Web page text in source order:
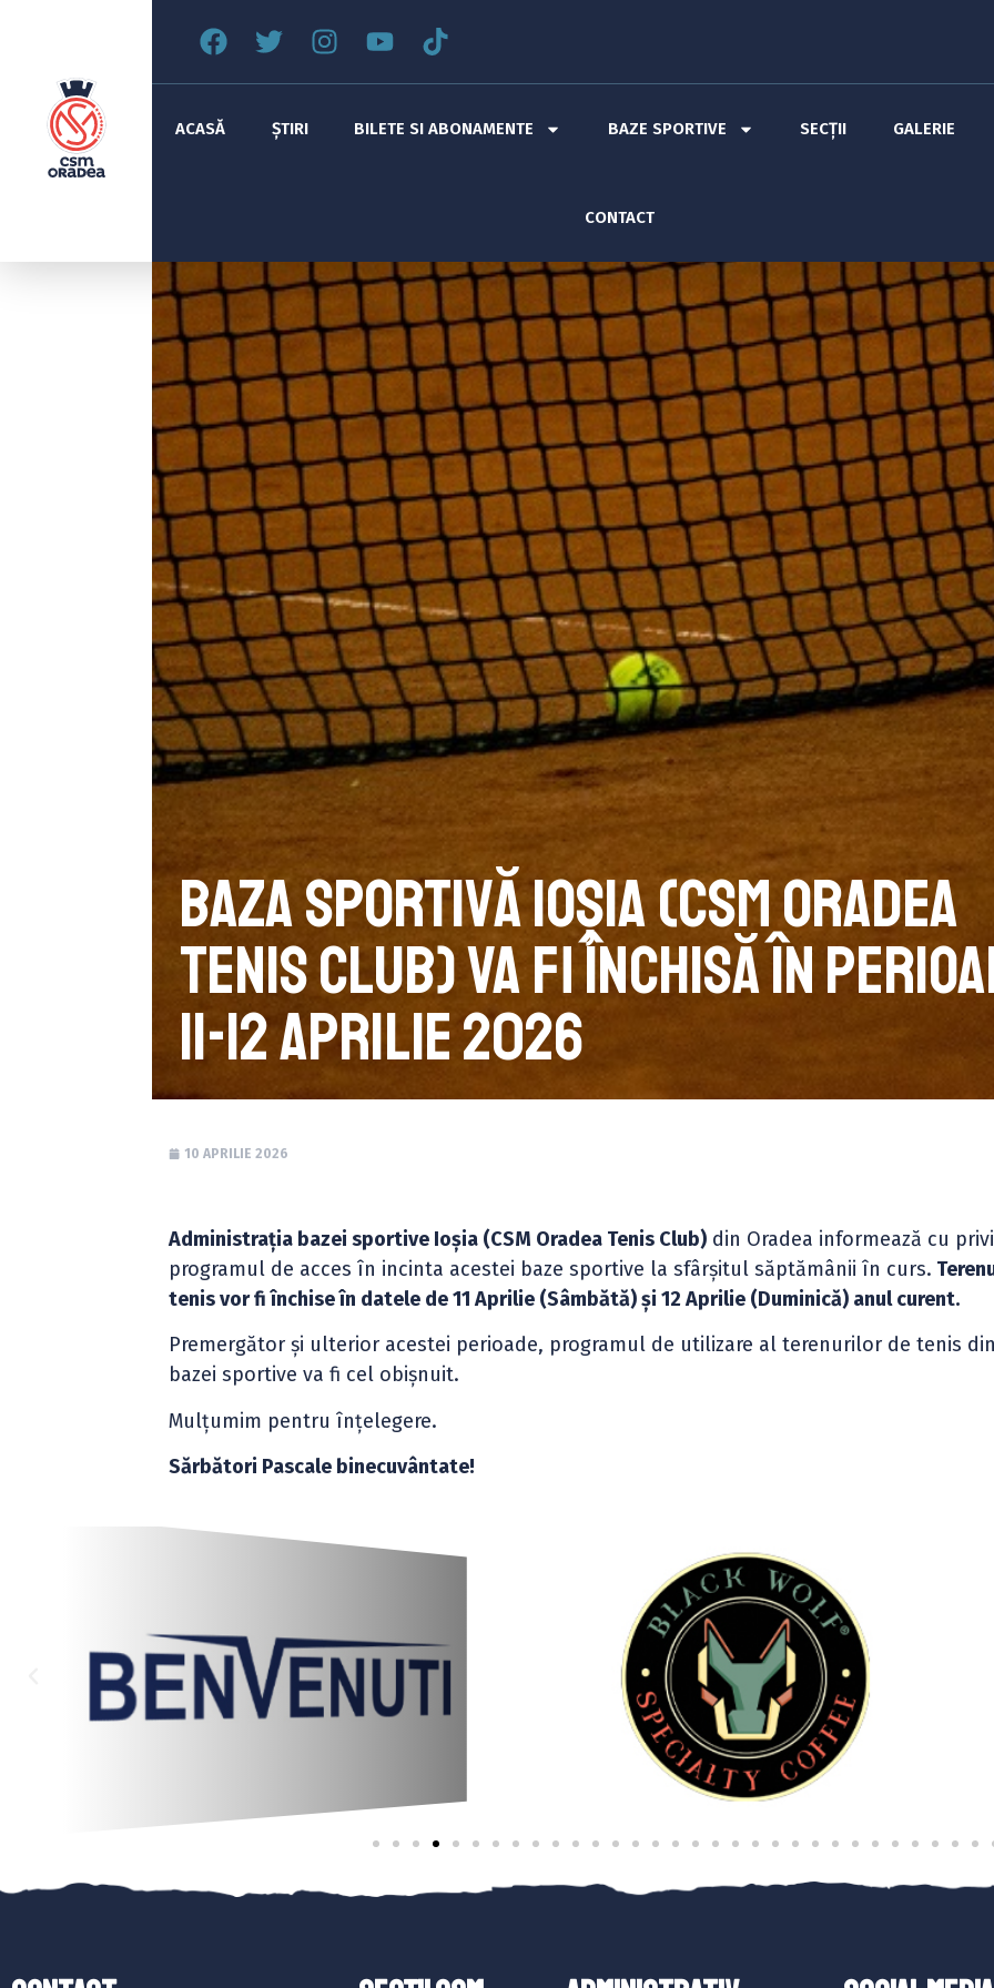
ACASĂ ȘTIRI BILETE SI ABONAMENTE BAZE SPORTIVE SECȚII GALERIE
CONTACT
Baza sportivă Ioșia (CSM Oradea
Tenis Club) va fi închisă în
11-12 Aprilie 2026
10 APRILIE 2026
Administrația bazei sportive Ioșia (CSM Oradea Tenis Club) din Oradea informează cu
programul de acces în incinta acestei baze sportive la sfârșitul săptămânii în curs.
tenis vor fi închise în datele de 11 Aprilie (Sâmbătă) și 12 Aprilie (Duminică) anul curent.
Premergător și ulterior acestei perioade, programul de utilizare al terenurilor de tenis
bazei sportive va fi cel obișnuit.
Mulțumim pentru înțelegere.
Sărbători Pascale binecuvântate!